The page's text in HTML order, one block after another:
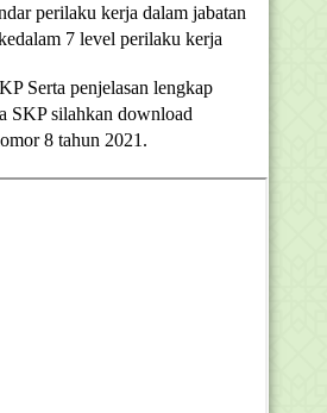
perilaku kerja dalam jabatan
7 level perilaku kerja
Serta penjelasan lengkap
SKP silahkan download
8 tahun 2021.